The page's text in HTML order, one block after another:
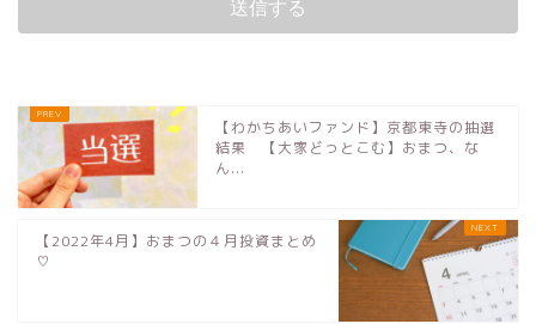
【わかちあいファンド】京都東寺の抽選
結果 【大家どっとこむ】おまつ、な
ん...
【2022年4月】おまつの４月投資まとめ
♡